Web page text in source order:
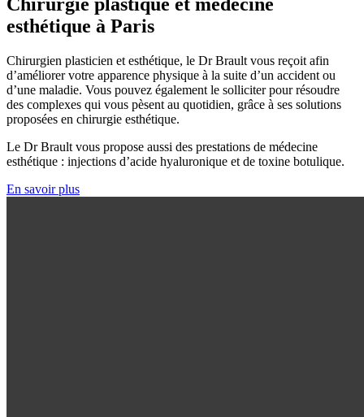
esthétique à Paris
Chirurgien plasticien et esthétique, le Dr Brault vous reçoit afin
d’améliorer votre apparence physique à la suite d’un accident ou
d’une maladie. Vous pouvez également le solliciter pour résoudre
des complexes qui vous pèsent au quotidien, grâce à ses solutions
proposées en chirurgie esthétique.
Le Dr Brault vous propose aussi des prestations de médecine
esthétique : injections d’acide hyaluronique et de toxine botulique.
En savoir plus